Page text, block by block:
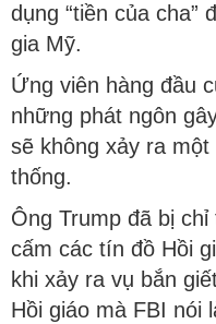
dụng “tiền của cha”
gia Mỹ.
Ứng viên hàng đầu
những phát ngôn
sẽ không xảy ra
thống.
Ông Trump đã bị
cấm các tín đồ Hồi
khi xảy ra vụ bắn
Hồi giáo mà FBI nói